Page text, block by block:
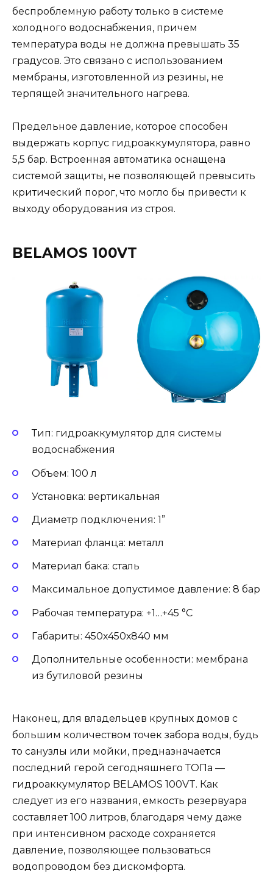
беспроблемную работу только в системе
холодного водоснабжения, причем
температура воды не должна превышать 35
градусов. Это связано с использованием
мембраны, изготовленной из резины, не
терпящей значительного нагрева.
Предельное давление, которое способен
выдержать корпус гидроаккумулятора, равно
5,5 бар. Встроенная автоматика оснащена
системой защиты, не позволяющей превысить
критический порог, что могло бы привести к
выходу оборудования из строя.
BELAMOS 100VT
Тип: гидроаккумулятор для системы
водоснабжения
Объем: 100 л
Установка: вертикальная
Диаметр подключения: 1”
Материал фланца: металл
Материал бака: сталь
Максимальное допустимое давление: 8 бар
Рабочая температура: +1…+45 °С
Габариты: 450х450х840 мм
Дополнительные особенности: мембрана
из бутиловой резины
Наконец, для владельцев крупных домов с
большим количеством точек забора воды, будь
то санузлы или мойки, предназначается
последний герой сегодняшнего ТОПа —
гидроаккумулятор BELAMOS 100VT. Как
следует из его названия, емкость резервуара
составляет 100 литров, благодаря чему даже
при интенсивном расходе сохраняется
давление, позволяющее пользоваться
водопроводом без дискомфорта.